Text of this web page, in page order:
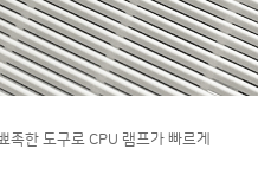
한 도구로 CPU 램프가 빠르게